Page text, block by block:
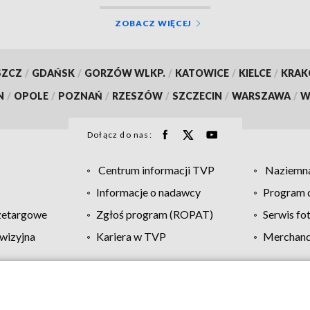
ZOBACZ WIĘCEJ
/ GDAŃSK / GORZÓW WLKP. / KATOWICE / KIELCE /
/ OPOLE / POZNAŃ / RZESZÓW / SZCZECIN / WARSZAWA /
Dołącz do nas:
Centrum informacji TVP
Informacje o nadawcy
Program
Zgłoś program (ROPAT)
Serwis
Kariera w TVP